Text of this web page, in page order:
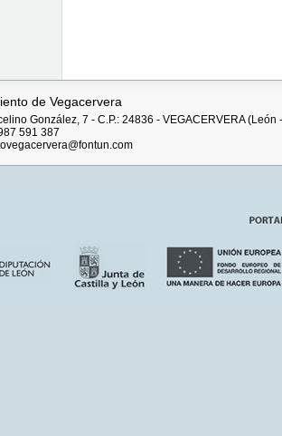
de Vegacervera
González, 7 - C.P.: 24836 - VEGACERVERA (León
591 387